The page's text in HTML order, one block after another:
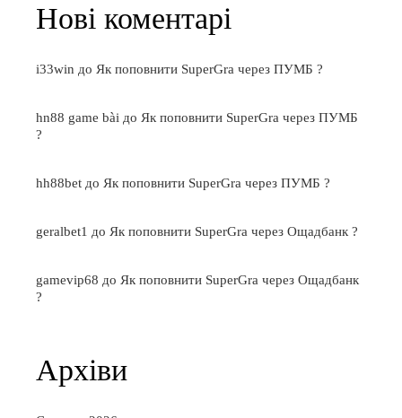
Нові коментарі
i33win до Як поповнити SuperGra через ПУМБ ?
hn88 game bài до Як поповнити SuperGra через ПУМБ
?
hh88bet до Як поповнити SuperGra через ПУМБ ?
geralbet1 до Як поповнити SuperGra через Ощадбанк ?
gamevip68 до Як поповнити SuperGra через Ощадбанк
?
Архіви